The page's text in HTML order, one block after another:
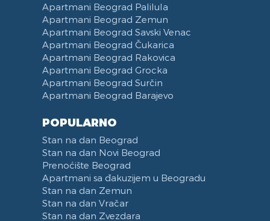
Apartmani Beograd Palilula
Apartmani Beograd Zemun
Apartmani Beograd Savski Venac
Apartmani Beograd Čukarica
Apartmani Beograd Rakovica
Apartmani Beograd Grocka
Apartmani Beograd Surčin
Apartmani Beograd Barajevo
POPULARNO
Stan na dan Beograd
Stan na dan Novi Beograd
Prenoćište Beograd
Apartmani sa đakuzijem u Beogradu
Stan na dan Zemun
Stan na dan Vračar
Stan na dan Zvezdara